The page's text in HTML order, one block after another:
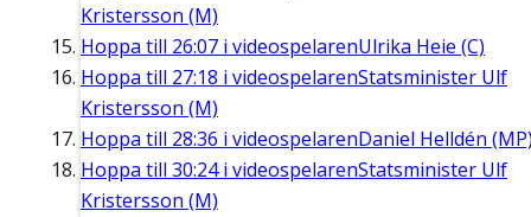
Kristersson (M)
Hoppa till 26:07 i videospelarenUlrika Heie (C)
Hoppa till 27:18 i videospelarenStatsminister Ulf
Kristersson (M)
Hoppa till 28:36 i videospelarenDaniel Helldén
Hoppa till 30:24i videospelarenStatsminister Ulf
Kristersson (M)